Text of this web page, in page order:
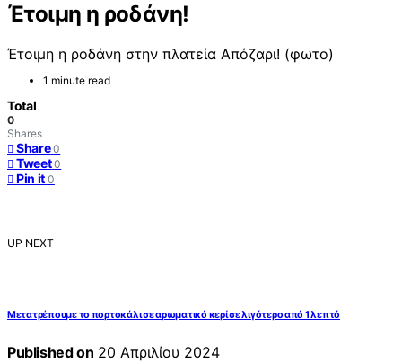
Έτοιμη η ροδάνη!
Έτοιμη η ροδάνη στην πλατεία Απόζαρι! (φωτο)
1 minute read
Total
0
Shares
Share 0
Tweet 0
Pin it 0
UP NEXT
Μετατρέπουμε το πορτοκάλι σε αρωματικό κερί σε λιγότερο από 1 λεπτό
Published on 20 Απριλίου 2024